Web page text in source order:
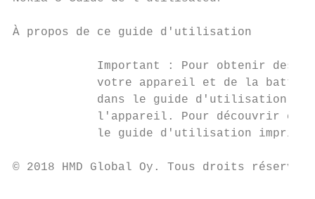
À propos de ce guide d'utilisation
Important : Pour obtenir des
votre appareil et de la
dans le guide d'utilisation
l'appareil. Pour découvrir
            le guide d'utilisation imprimé.
© 2018 HMD Global Oy. Tous